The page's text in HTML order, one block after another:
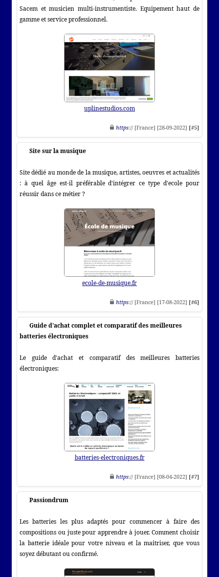
Sacem et musicien multi-instrumentiste. Equipement haut de
gamme et service professionnel.
uplinestudios.com
https:// [France] [28-09-2022] [#5]
Site sur la musique
Site dédié au monde de la musique, artistes, oeuvres et actualités
: à quel âge est-il préférable d'intégrer ce type d'ecole pour
réussir dans ce métier ?
ecole-de-musique.fr
https:// [France] [17-08-2022] [#6]
Guide d'achat complet et comparatif des meilleures
batteries électroniques
Le guide d'achat et comparatif des meilleures batteries
électroniques:
batteries-electroniques.fr
https:// [France] [08-04-2022] [#7]
Passiondrum
Les batteries les plus adaptés pour commencer à faire des
compositions ou juste pour apprendre à jouer. Comment choisir
la batterie idéale pour votre niveau et la maitriser, que vous
soyez débutant ou confirmé.